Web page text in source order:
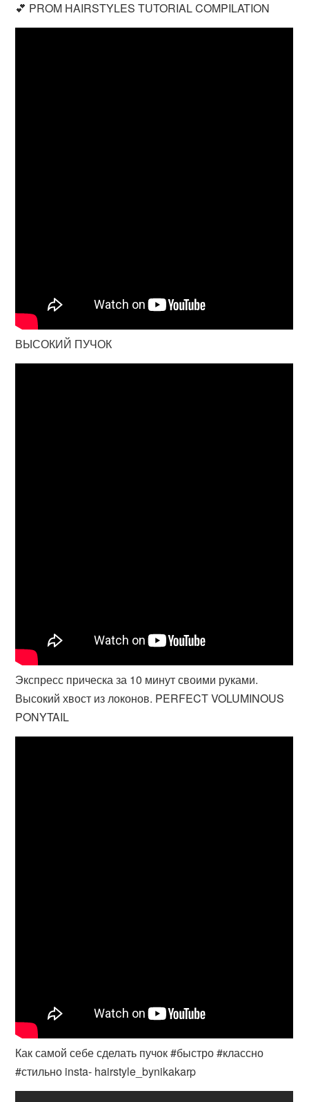
💕 PROM HAIRSTYLES TUTORIAL COMPILATION
ВЫСОКИЙ ПУЧОК
Экспресс прическа за 10 минут своими руками.
Высокий хвост из локонов. PERFECT VOLUMINOUS
PONYTAIL
Как самой себе сделать пучок #быстро #классно
#стильно insta- hairstyle_bynikakarp